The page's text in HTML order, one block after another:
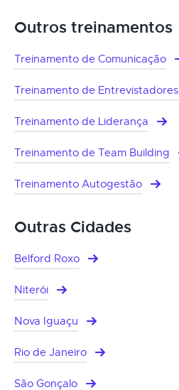
Outros treinamentos
Treinamento de Comunicação
Treinamento de Entrevistadores
Treinamento de Liderança
Treinamento de Team Building
Treinamento Autogestão
Outras Cidades
Belford Roxo
Niterói
Nova Iguaçu
Rio de Janeiro
São Gonçalo